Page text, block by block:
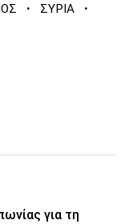
· ΣΥΡΙΑ ·
για τη